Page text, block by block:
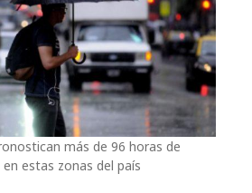
más de 96 horas de
estas zonas del país